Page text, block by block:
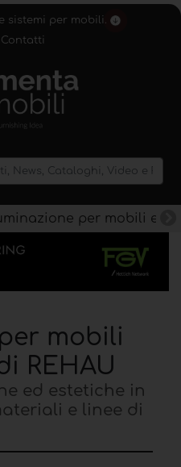
sistemi per mobili.
Contatti
per mobili e
mobili
REHAU
ed estetiche in
e linee di